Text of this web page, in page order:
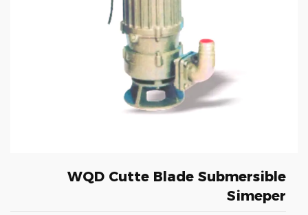
WQD Cutte Blade Submersible
Simeper